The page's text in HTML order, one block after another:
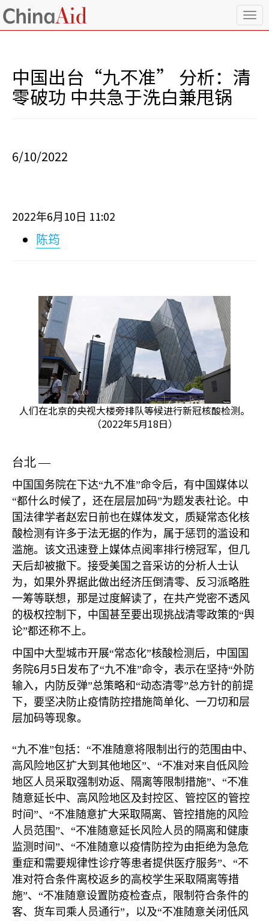
T
o
e
中国出台“九不准” 分析：清
零破功 中共急于洗白兼甩锅
6/10/2022
2022年6月 10 日 11:02
陈筠
人们在北京的央视大楼旁排队等候进行新冠核酸检测。
（2022年5月18日）
台北—
中国国务院在下达“九不准”命令后，有中国媒体以
“都什么时候了，还在层层加码”为题发表社论。中
国法律学者赵宏日前也在媒体发文，质疑常态化核
酸检测有许多于法无据的作为，属于惩罚的滥设和
滥施。该文迅速登上媒体点阅率排行榜冠军，但几
天后却被撤下。接受美国之音采访的分析人士认
为，如果外界据此做出经济压倒清零、反习派略胜
一筹等联想，那是过度解读了，在共产党密不透风
的极权控制下，中国甚至要出现挑战清零政策的“舆
论”都还称不上。
中国中大型城市开展“常态化”核酸检测后，中国国
务院6月 5 日发布了“九不准”命令，表示在坚持“外防
输入，内防反弹”总策略和“动态清零”总方针的前提
下，要坚决防止疫情防控措施简单化、一刀切和层
层加码等现象。
“九不准”包括：“不准随意将限制出行的范围由中、
高风险地区扩大到其他地区”、“不准对来自低风险
地区人员采取强制劝返、隔离等限制措施”、“不准
随意延长中、高风险地区及封控区、管控区的管控
时间”、“不准随意扩大采取隔离、管控措施的风险
人员范围”、“不准随意延长风险人员的隔离和健康
监测时间”、“不准随意以疫情防控为由拒绝为急危
重症和需要规律性诊疗等患者提供医疗服务”、“不
准对符合条件离校返乡的高校学生采取隔离等措
施”、“不准随意设置防疫检查点，限制符合条件的
客、货车司乘人员通行”，以及“不准随意关闭低风